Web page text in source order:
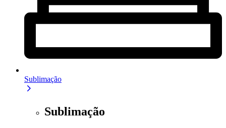
Sublimação
Sublimação